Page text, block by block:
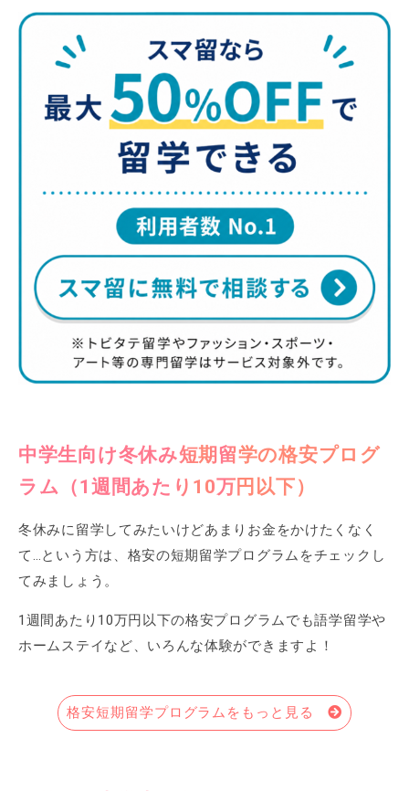
中学生向け冬休み短期留学の格安プログ
ラム（1週間あたり10万円以下）
冬休みに留学してみたいけどあまりお金をかけたくなく
て…という方は、格安の短期留学プログラムをチェックし
てみましょう。
1週間あたり10万円以下の格安プログラムでも語学留学や
ホームステイなど、いろんな体験ができますよ！
格安短期留学プログラムをもっと見る